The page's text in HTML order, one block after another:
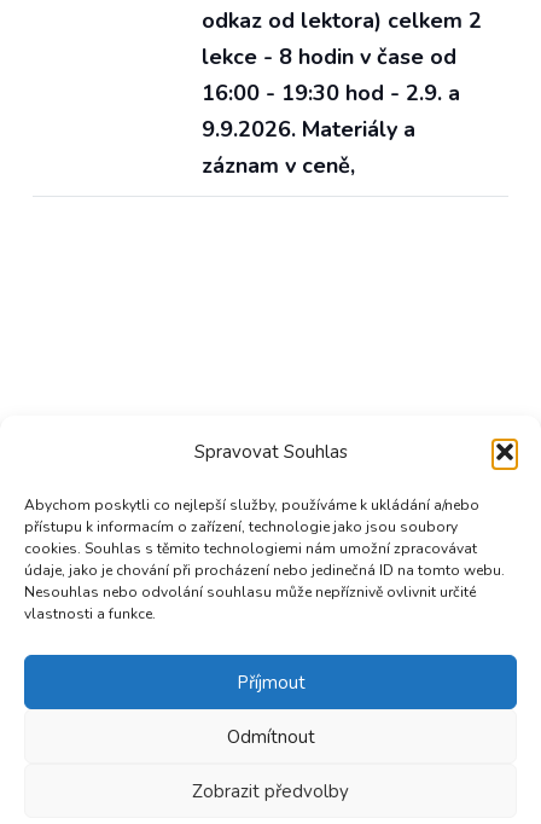
Spravovat Souhlas
Abychom poskytli co nejlepší služby, používáme k ukládání a/nebo
přístupu k informacím o zařízení, technologie jako jsou soubory
cookies. Souhlas s těmito technologiemi nám umožní zpracovávat
údaje, jako je chování při procházení nebo jedinečná ID na tomto webu.
Nesouhlas nebo odvolání souhlasu může nepříznivě ovlivnit určité
vlastnosti a funkce.
Příjmout
Odmítnout
Zobrazit předvolby
odkaz od lektora) celkem 2
lekce - 8 hodin v čase od
16:00 - 19:30 hod - 2.9. a
9.9.2026. Materiály a
záznam v ceně,